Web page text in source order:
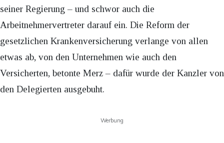
seiner Regierung – und schwor auch die
Arbeitnehmervertreter darauf ein. Die Reform der
gesetzlichen Krankenversicherung verlange von allen
etwas ab, von den Unternehmen wie auch den
Versicherten, betonte Merz – dafür wurde der Kanzler von
den Delegierten ausgebuht.
Werbung